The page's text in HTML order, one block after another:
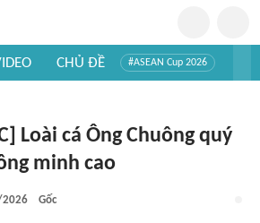
CHỦ ĐỀ #ASEAN Cup 2026
Loài cá Ông Chuông quý
minh cao
Gốc